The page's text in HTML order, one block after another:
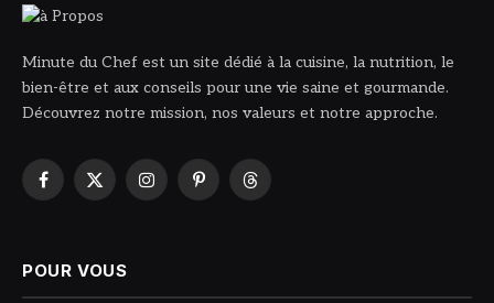
Minute du Chef est un site dédié à la cuisine, la nutrition, le
bien-être et aux conseils pour une vie saine et gourmande.
Découvrez notre mission, nos valeurs et notre approche.
Facebook
X
InstagramPinterestThreads
POUR VOUS